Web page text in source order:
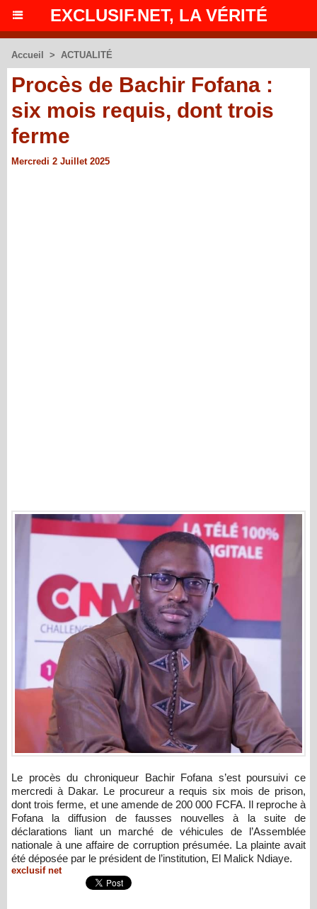
EXCLUSIF.NET, LA VÉRITÉ
Accueil > ACTUALITÉ
Procès de Bachir Fofana :
six mois requis, dont trois
ferme
Mercredi 2 Juillet 2025
Le procès du chroniqueur Bachir Fofana s’est poursuivi ce
mercredi à Dakar. Le procureur a requis six mois de prison,
dont trois ferme, et une amende de 200 000 FCFA. Il reproche à
Fofana la diffusion de fausses nouvelles à la suite de
déclarations liant un marché de véhicules de l’Assemblée
nationale à une affaire de corruption présumée. La plainte avait
été déposée par le président de l’institution, El Malick Ndiaye.
exclusif net